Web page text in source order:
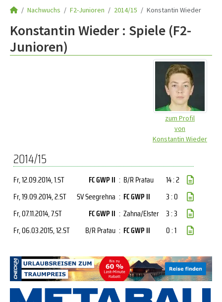
Nachwuchs F2-Junioren 2014/15 Konstantin Wieder
Konstantin Wieder : Spiele (F2-
Junioren)
zum Profil
von
Konstantin Wieder
2014/15
Fr, 12.09.2014, 1.ST FC GWP II : B/R Pratau
14 : 2
Fr, 19.09.2014, 2.ST SV Seegrehna : FC GWP II
3 : 0
Fr, 07.11.2014, 7.ST FC GWP II : Zahna/Elster 3 : 3
Fr, 06.03.2015, 12.ST B/R Pratau : FC GWP II 0 : 1